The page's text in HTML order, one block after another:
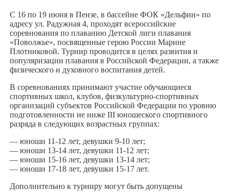
С 16 по 19 июня в Пензе, в бассейне ФОК «Дельфин» по
адресу ул. Радужная 4, проходят всероссийские
соревнования по плаванию Детской лиги плавания
«Поволжье», посвященные герою России Марине
Плотниковой. Турнир проводится в целях развития и
популяризации плавания в Российской Федерации, а также
физического и духовного воспитания детей.
В соревнованиях принимают участие обучающиеся
спортивных школ, клубов, физкультурно-спортивных
организаций субъектов Российской Федерации по уровню
подготовленности не ниже III юношеского спортивного
разряда в следующих возрастных группах:
— юноши 11-12 лет, девушки 9-10 лет;
— юноши 13-14 лет, девушки 11-12 лет;
— юноши 15-16 лет, девушки 13-14 лет;
— юноши 17-18 лет, девушки 15-17 лет.
Дополнительно к турниру могут быть допущены